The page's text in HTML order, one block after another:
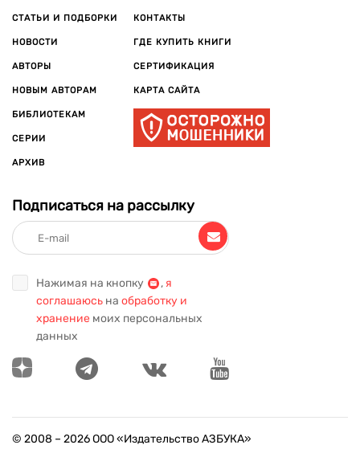
СТАТЬИ И ПОДБОРКИ
НОВОСТИ
АВТОРЫ
НОВЫМ АВТОРАМ
БИБЛИОТЕКАМ
СЕРИИ
АРХИВ
КОНТАКТЫ
ГДЕ КУПИТЬ КНИГИ
СЕРТИФИКАЦИЯ
КАРТА САЙТА
Подписаться на рассылку
Нажимая на кнопку , я
соглашаюсь на обработку и
хранение моих персональных
данных
© 2008 – 2026ООО «Издательство АЗБУКА»